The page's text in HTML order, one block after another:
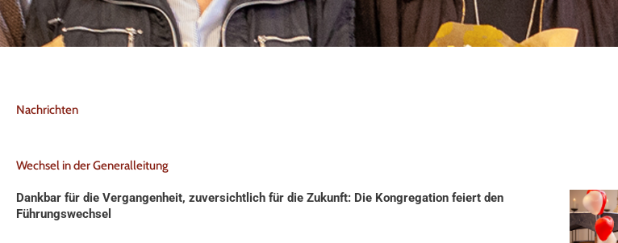
Nachrichten
Wechsel in der Generalleitung
Dankbar für die Vergangenheit, zuversichtlich für die Zukunft: Die Kongregation feiert den
Führungswechsel